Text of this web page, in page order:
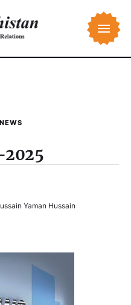
Yaman Hussain